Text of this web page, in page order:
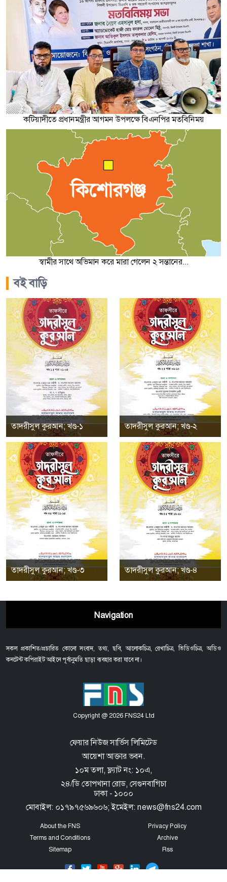
কটিয়াদীতে প্রধানমন্ত্রীর আগমন উপলক্ষে বিএনপির মতবিনিময়
স্বামীর সাথে অভিমান করে মারা গেলেন ২ সন্তানের...
বই বাড়ি
তাদরীসুল কুরআন; খণ্ড-১ তাদরীসুল কুরআন; খণ্ড-২
তাদরীসুল কুরআন; খণ্ড-৩ তাদরীসুল কুরআন; খণ্ড-৪
Navigation
সকল প্রকাশিত/প্রচারিত কোনো সংবাদ, তথ্য, ছবি, আলোকচিত্র, রেখাচিত্র, ভিডিওচিত্র, অডিও
কনটেন্ট কপিরাইট আইনে পূর্বানুমতি ছাড়া ব্যবহার করা যাবে না।
Copyright @ 2026 FNS24 Ltd
ফেয়ার নিউজ সার্ভিস লিমিটেড
আয়েশা আক্তার ভবন.
১০ম তলা, ফ্ল্যাট নং: ১০এ,
২৪/ডি তোপখানা রোড, সেগুনবাগিচা
ঢাকা - ১০০০
মোবাইল: ০১৭৯৭৫৬৯৬০৬; ইমেইল: news@fns24.com
About the FNS
Privacy Policy
Terms and Conditions
Archive
Sitemap
Rss